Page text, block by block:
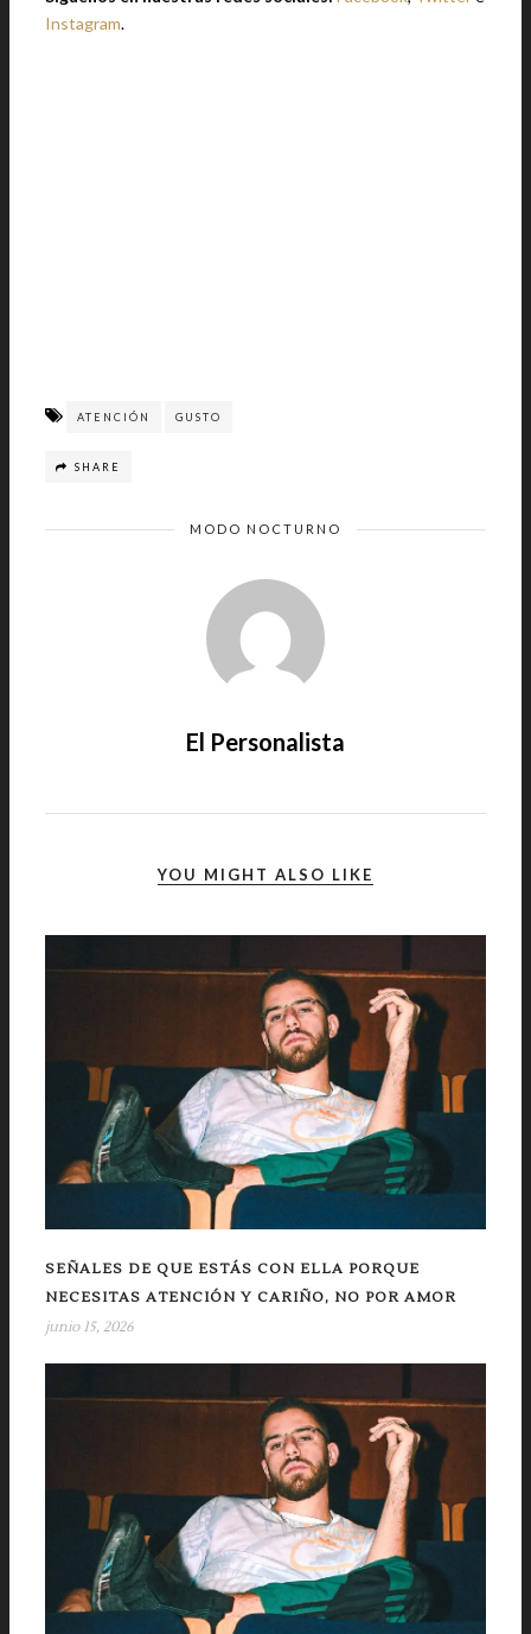
Instagram.
ATENCIÓN GUSTO
SHARE
MODO NOCTURNO
El Personalista
YOU MIGHT ALSO LIKE
SEÑALES DE QUE ESTÁS CON ELLA PORQUE
NECESITAS ATENCIÓN Y CARIÑO, NO POR AMOR
junio 15, 2026